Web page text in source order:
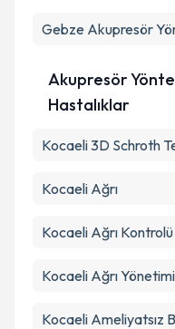
Gebze Akupresör
Akupresör
Hastalıklar
Kocaeli 3D Schroth
Kocaeli Ağrı
Kocaeli Ağrı Kontrolü
Kocaeli Ağrı Yönetimi
Kocaeli Ameliyatsız